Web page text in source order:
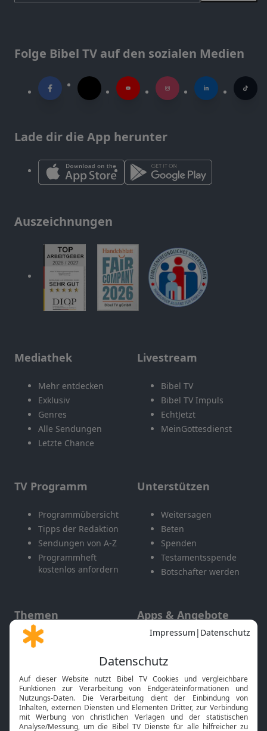
Folge Bibel TV auf den sozialen Medien
Lade dir die App herunter
Auszeichnungen
Mediathek
Mehr entdecken
Exklusiv
Genres
Alle Sendungen
Letzte Chance
Livestream
Bibel TV
Bibel TV Impuls
EchtJetzt
MeinGottesdienst
TV Programm
Programmübersicht
Tipps der Redaktion
Sendungen von A-Z
Programmheft
kostenlos anfordern
Unterstützen
Weitersagen
Beten
Spenden
Testamentsspende
Botschafter werden
Themen
Gott und Bibel erklärt
Neuigkeiten
Apps & Angebote
Mobile App
Smart TV
HbbTV
Bibelthek Online-Bibel
Nächster Gottesdienst